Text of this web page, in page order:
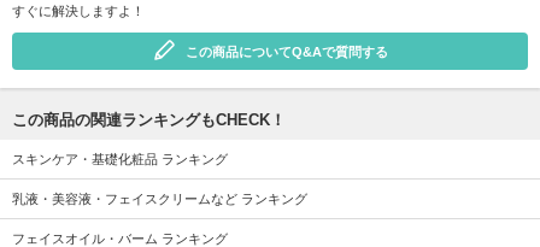
すぐに解決しますよ！
この商品についてQ&Aで質問する
この商品の関連ランキングもCHECK！
スキンケア・基礎化粧品 ランキング
乳液・美容液・フェイスクリームなど ランキング
フェイスオイル・バーム ランキング